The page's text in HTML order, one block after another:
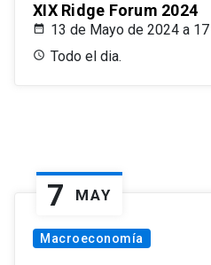
XIX Ridge Forum 2024
13 de Mayo de 2024 a
Todo el dia.
7 MAY
Macroeconomía